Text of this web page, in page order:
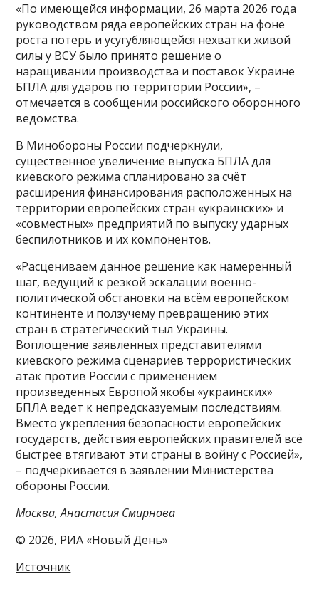
«По имеющейся информации, 26 марта 2026 года
руководством ряда европейских стран на фоне
роста потерь и усугубляющейся нехватки живой
силы у ВСУ было принято решение о
наращивании производства и поставок Украине
БПЛА для ударов по территории России», –
отмечается в сообщении российского оборонного
ведомства.
В Минобороны России подчеркнули,
существенное увеличение выпуска БПЛА для
киевского режима спланировано за счёт
расширения финансирования расположенных на
территории европейских стран «украинских» и
«совместных» предприятий по выпуску ударных
беспилотников и их компонентов.
«Расцениваем данное решение как намеренный
шаг, ведущий к резкой эскалации военно-
политической обстановки на всём европейском
континенте и ползучему превращению этих
стран в стратегический тыл Украины.
Воплощение заявленных представителями
киевского режима сценариев террористических
атак против России с применением
произведенных Европой якобы «украинских»
БПЛА ведет к непредсказуемым последствиям.
Вместо укрепления безопасности европейских
государств, действия европейских правителей всё
быстрее втягивают эти страны в войну с Россией»,
– подчеркивается в заявлении Министерства
обороны России.
Москва, Анастасия Смирнова
© 2026, РИА «Новый День»
Источник